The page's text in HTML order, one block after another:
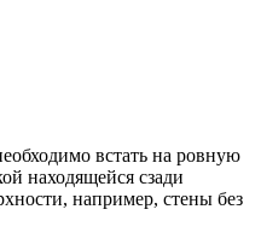
встать на ровную
находящейся сзади
например, стены без